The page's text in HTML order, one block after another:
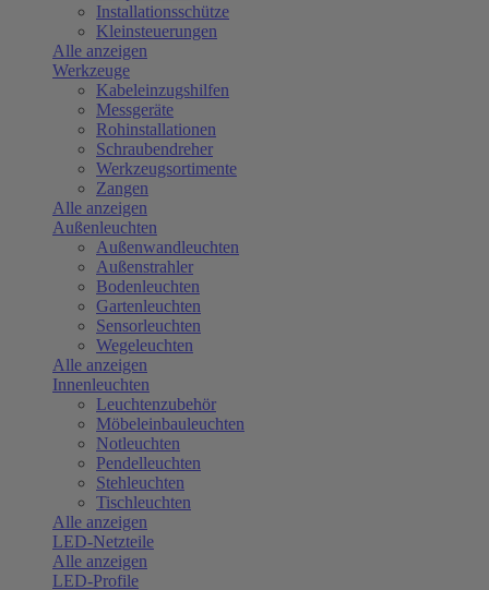
Installationsschütze
Kleinsteuerungen
Alle anzeigen
Werkzeuge
Kabeleinzugshilfen
Messgeräte
Rohinstallationen
Schraubendreher
Werkzeugsortimente
Zangen
Alle anzeigen
Außenleuchten
Außenwandleuchten
Außenstrahler
Bodenleuchten
Gartenleuchten
Sensorleuchten
Wegeleuchten
Alle anzeigen
Innenleuchten
Leuchtenzubehör
Möbeleinbauleuchten
Notleuchten
Pendelleuchten
Stehleuchten
Tischleuchten
Alle anzeigen
LED-Netzteile
Alle anzeigen
LED-Profile